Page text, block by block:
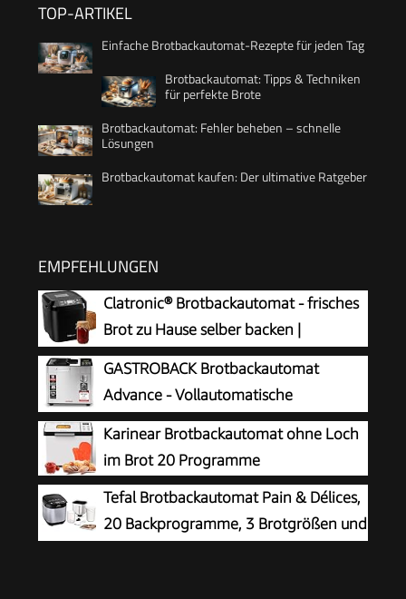
TOP-ARTIKEL
Einfache Brotbackautomat-Rezepte für jeden Tag
Brotbackautomat: Tipps & Techniken
für perfekte Brote
Brotbackautomat: Fehler beheben – schnelle
Lösungen
Brotbackautomat kaufen: Der ultimative Ratgeber
EMPFEHLUNGEN
Clatronic® Brotbackautomat - frisches
Brot zu Hause selber backen |
automatische Zubereitung &
Warmhaltefunktion | Backautomat mit Timer |
einfache Bedienung über Display | 12
Backprogramme | BBA 3774
GASTROBACK Brotbackautomat
Advance - Vollautomatische
Brotbackmaschine + 18 Programmen
inkl. Joghurtmaschine, Timer-Funktion,
Zutatenfach, Sichtfenster, Brotautomat /
Backmaschine in Edelstahl Optik
Karinear Brotbackautomat ohne Loch
im Brot 20 Programme
Tefal Brotbackautomat Pain & Délices,
20 Backprogramme, 3 Brotgrößen und